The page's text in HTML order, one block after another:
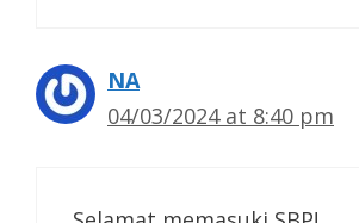
NA
04/03/2024 at 8:40 pm